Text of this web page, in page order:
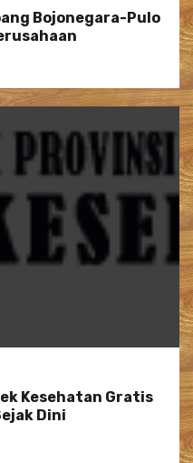
Bojonegara-Pulo
Kesehatan Gratis
Dini